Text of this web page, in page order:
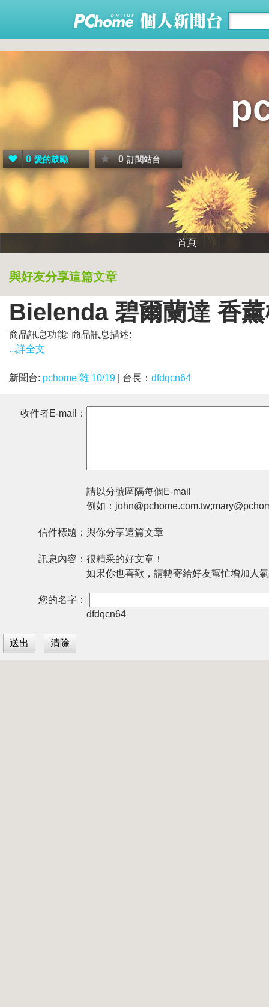
0 愛的鼓勵 0 訂閱站台
首頁
與好友分享這篇文章
Bielenda 碧爾蘭達 香
商品訊息功能: 商品訊息描述:
...詳全文
新聞台: pchome 雜 10/19 | 台長： dfdqcn64
收件者E-mail：
請以分號區隔每個E-mail
例如：
信件標題： 與你分享這篇文章
訊息內容： 很精采的好文章！
如果你也喜歡，請轉寄給好友幫忙增加人
您的名字：
dfdqcn64